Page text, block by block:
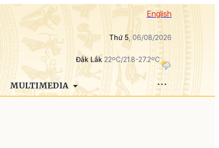
English
Thứ 5, 06/08/2026
Đắk Lắk 22ºC/21.8-27.2ºC
MULTIMEDIA